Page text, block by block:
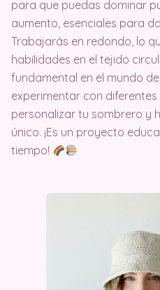
para que puedas dominar
aumento, esenciales para
Trabajarás en redondo, lo
habilidades en el tejido
fundamental en el mundo
experimentar con
personalizar tu sombrero y
único. ¡Es un proyecto
tiempo!